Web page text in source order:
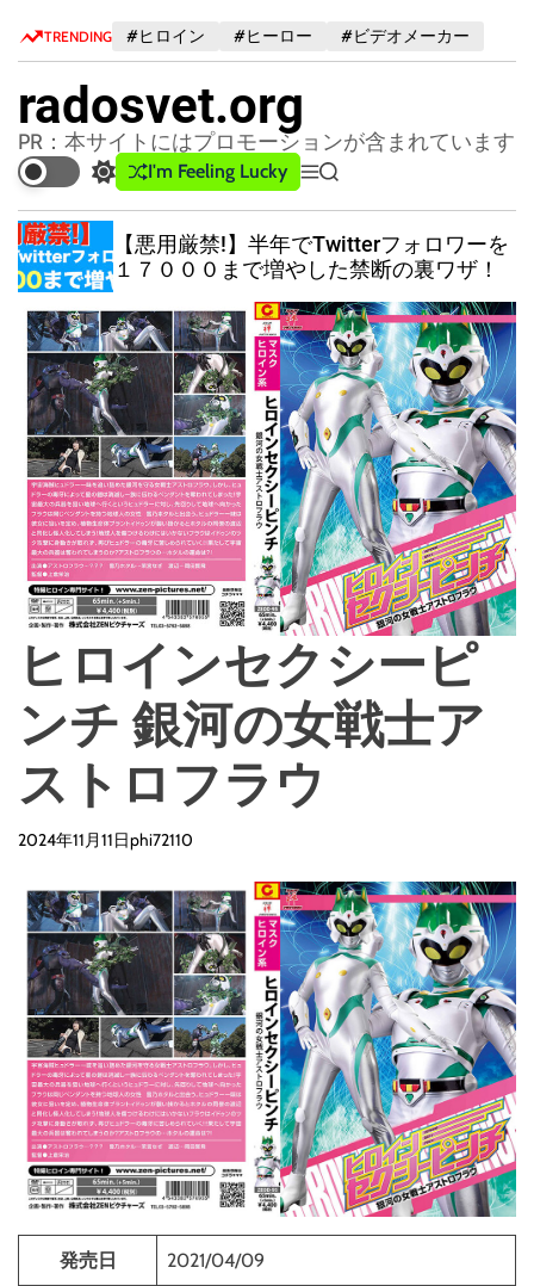
TRENDING #ヒロイン #ヒーロー #ビデオメーカー
radosvet.org
PR：本サイトにはプロモーションが含まれています
S
w
i
t
c
c
o
l
o
r
m
o
d
e
I'm Feeling Lucky
M
e
u
S
e
r
c
h
ワーを
ザ！
【期間限定】コーヒー片手に簡単
2000円稼げる裏技を公開
ヒロインセクシーピ
ンチ 銀河の女戦士ア
ストロフラウ
2024年11月11日phi72110
発売日 2021/04/09